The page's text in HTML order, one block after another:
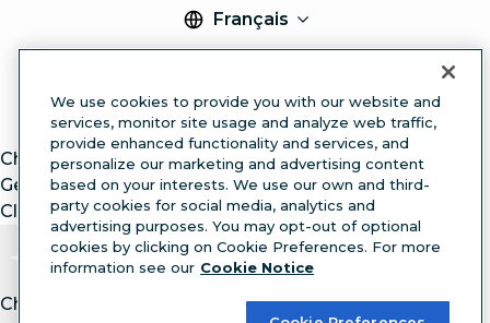
Français
Preferences
Accessibility
ChatGPT
Gemini
Claude
Chat with article.
We use cookies to provide you with our website and
services, monitor site usage and analyze web traffic,
provide enhanced functionality and services, and
personalize our marketing and advertising content
based on your interests. We use our own and third-
party cookies for social media, analytics and
advertising purposes. You may opt-out of optional
cookies by clicking on Cookie Preferences. For more
information see our Cookie Notice